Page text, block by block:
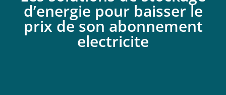
d’energie pour baisser le
prix de son abonnement
electricite